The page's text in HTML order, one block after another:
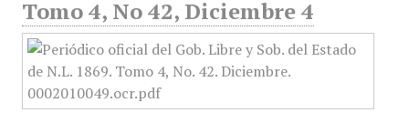
Tomo 4, No 42, Diciembre 4